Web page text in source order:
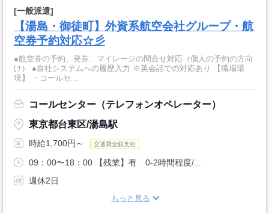
[一般派遣]
【湯島・御徒町】外資系航空会社グループ・航
空券予約対応☆彡
●航空券の予約、発券、マイレージの問合せ対応（個人の予約の方向
け） ●自社システムへの履歴入力 ※英会話での対応あり 【職場環
境】 ・コールセ...
コールセンター（テレフォンオペレーター）
東京都台東区/湯島駅
時給1,700円～ 交通費全額支給
09：00〜18：00 【残業】有 0-2時間程度/...
週休2日
もっと見る